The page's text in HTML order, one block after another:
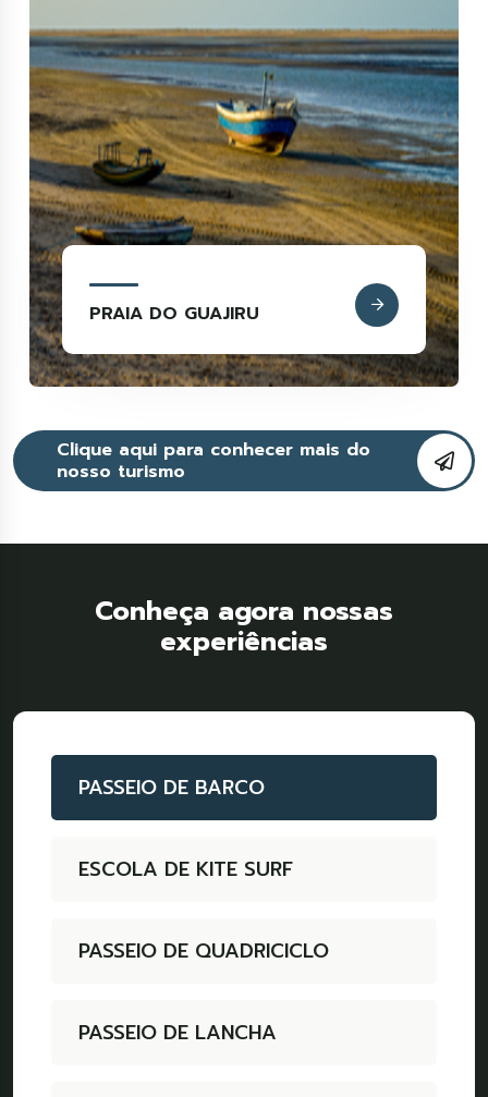
PRAIA DO GUAJIRU
Clique aqui para conhecer mais do
nosso turismo
Conheça agora nossas
experiências
PASSEIO DE BARCO
ESCOLA DE KITE SURF
PASSEIO DE QUADRICICLO
PASSEIO DE LANCHA